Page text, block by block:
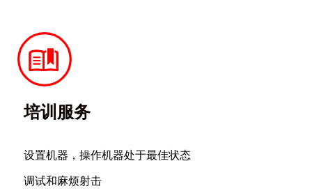
培训服务
设置机器，操作机器处于最佳状态
调试和麻烦射击